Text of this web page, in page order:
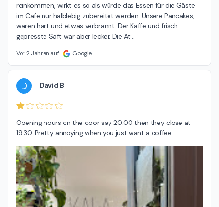
reinkommen, wirkt es so als würde das Essen für die Gäste
im Cafe nur halblebig zubereitet werden. Unsere Pancakes,
waren hart und etwas verbrannt. Der Kaffe und frisch
gepresste Saft war aber lecker. Die At…
Vor 2 Jahren auf Google
D David B
Opening hours on the door say 20:00 then they close at
19:30. Pretty annoying when you just want a coffee